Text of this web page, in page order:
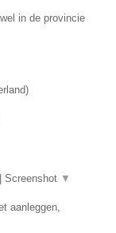
in de provincie
)
Screenshot ▼
aanleggen,